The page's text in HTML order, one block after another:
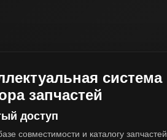
система
запчастей
доступ
совместимости и каталогу запчастей